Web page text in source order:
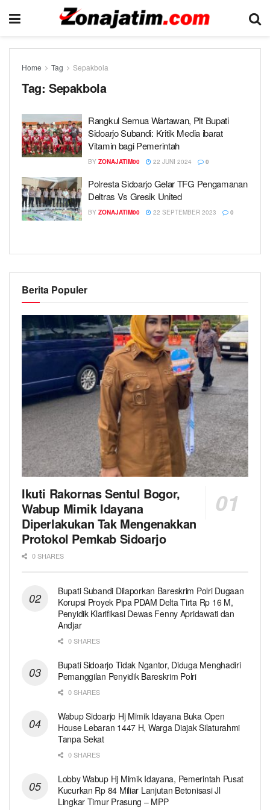
Home Tag Sepakbola
Tag: Sepakbola
Rangkul Semua Wartawan, Plt Bupati
Sidoarjo Subandi: Kritik Media ibarat
Vitamin bagi Pemerintah
BY ZONAJATIM00 22 JUNI 2024 0
Polresta Sidoarjo Gelar TFG Pengamanan
Deltras Vs Gresik United
BY ZONAJATIM00 22 SEPTEMBER 2023 0
Berita Populer
Ikuti Rakornas Sentul Bogor,
Wabup Mimik Idayana
Diperlakukan Tak Mengenakkan
Protokol Pemkab Sidoarjo
0 SHARES
Bupati Subandi Dilaporkan Bareskrim Polri Dugaan
Korupsi Proyek Pipa PDAM Delta Tirta Rp 16 M,
Penyidik Klarifikasi Dewas Fenny Apridawati dan
Andjar
0 SHARES
Bupati Sidoarjo Tidak Ngantor, Diduga Menghadiri
Pemanggilan Penyidik Bareskrim Polri
0 SHARES
Wabup Sidoarjo Hj Mimik Idayana Buka Open
House Lebaran 1447 H, Warga Diajak Silaturahmi
Tanpa Sekat
0 SHARES
Lobby Wabup Hj Mimik Idayana, Pemerintah Pusat
Kucurkan Rp 84 Miliar Lanjutan Betonisasi Jl
Lingkar Timur Prasung – MPP